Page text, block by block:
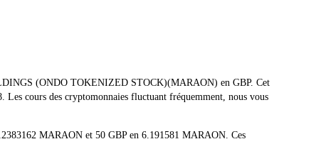
(ONDO TOKENIZED STOCK)(MARAON) en GBP. Cet
cours des cryptomonnaies fluctuant fréquemment, nous vous
MARAON et 50 GBP en 6.191581 MARAON. Ces